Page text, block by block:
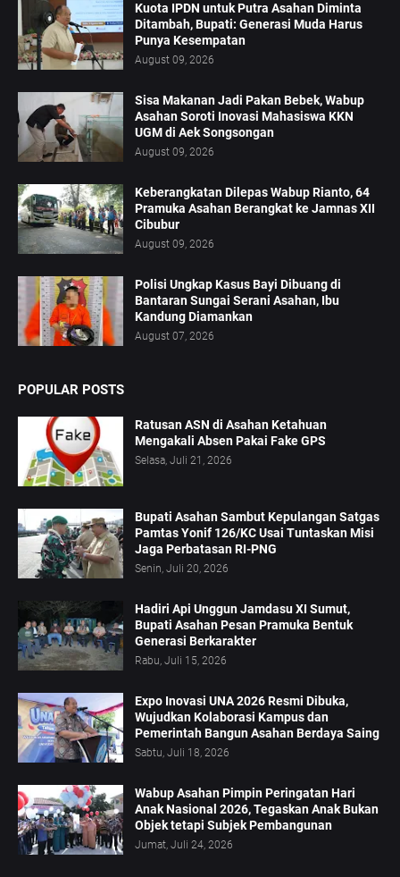
Kuota IPDN untuk Putra Asahan Diminta
Ditambah, Bupati: Generasi Muda Harus
Punya Kesempatan
August 09, 2026
Sisa Makanan Jadi Pakan Bebek, Wabup
Asahan Soroti Inovasi Mahasiswa KKN
UGM di Aek Songsongan
August 09, 2026
Keberangkatan Dilepas Wabup Rianto, 64
Pramuka Asahan Berangkat ke Jamnas XII
Cibubur
August 09, 2026
Polisi Ungkap Kasus Bayi Dibuang di
Bantaran Sungai Serani Asahan, Ibu
Kandung Diamankan
August 07, 2026
POPULAR POSTS
Ratusan ASN di Asahan Ketahuan
Mengakali Absen Pakai Fake GPS
Selasa, Juli 21, 2026
Bupati Asahan Sambut Kepulangan Satgas
Pamtas Yonif 126/KC Usai Tuntaskan Misi
Jaga Perbatasan RI-PNG
Senin, Juli 20, 2026
Hadiri Api Unggun Jamdasu XI Sumut,
Bupati Asahan Pesan Pramuka Bentuk
Generasi Berkarakter
Rabu, Juli 15, 2026
Expo Inovasi UNA 2026 Resmi Dibuka,
Wujudkan Kolaborasi Kampus dan
Pemerintah Bangun Asahan Berdaya Saing
Sabtu, Juli 18, 2026
Wabup Asahan Pimpin Peringatan Hari
Anak Nasional 2026, Tegaskan Anak Bukan
Objek tetapi Subjek Pembangunan
Jumat, Juli 24, 2026